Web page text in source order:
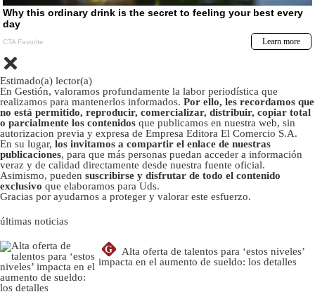
Estimado(a) lector(a)
En Gestión, valoramos profundamente la labor periodística que
realizamos para mantenerlos informados. Por ello, les recordamos que
no está permitido, reproducir, comercializar, distribuir, copiar total
o parcialmente los contenidos que publicamos en nuestra web, sin
autorizacion previa y expresa de Empresa Editora El Comercio S.A.
En su lugar, los invitamos a compartir el enlace de nuestras
publicaciones, para que más personas puedan acceder a información
veraz y de calidad directamente desde nuestra fuente oficial.
Asimismo, pueden suscribirse y disfrutar de todo el contenido
exclusivo que elaboramos para Uds.
Gracias por ayudarnos a proteger y valorar este esfuerzo.
últimas noticias
G
Alta oferta de talentos para ‘estos niveles’
impacta en el aumento de sueldo: los detalles